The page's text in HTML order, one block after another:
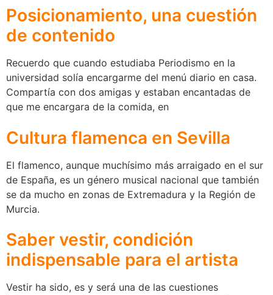
Posicionamiento, una cuestión
de contenido
Recuerdo que cuando estudiaba Periodismo en la
universidad solía encargarme del menú diario en casa.
Compartía con dos amigas y estaban encantadas de
que me encargara de la comida, en
Cultura flamenca en Sevilla
El flamenco, aunque muchísimo más arraigado en el sur
de España, es un género musical nacional que también
se da mucho en zonas de Extremadura y la Región de
Murcia.
Saber vestir, condición
indispensable para el artista
Vestir ha sido, es y será una de las cuestiones